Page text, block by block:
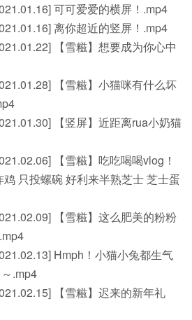
可可爱爱的横屏！.mp4
离你超近的竖屏！.mp4
【雪糍】想要成为你心中
【雪糍】小猫咪有什么坏
【竖屏】近距离rua小奶猫
【雪糍】吃吃喝喝vlog！
只投螺碗 好利来半熟芝士 芝士蛋
【雪糍】这么肥美的粉粉
Hmph！小猫小兔都生气
.mp4
【雪糍】迟来的新年礼